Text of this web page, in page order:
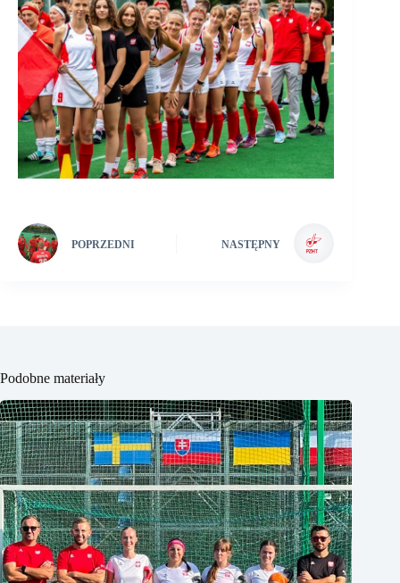
POPRZEDNI NASTĘPNY
Podobne materiały